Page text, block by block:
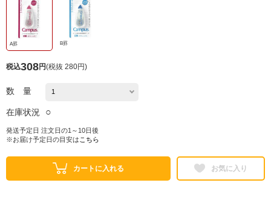
A罫 B罫
税込308円(税抜 280円)
数 量
在庫状況 ○
発送予定日 注文日の1～10日後
※お届け予定日の目安は こちら
カートに入れる お気に入り